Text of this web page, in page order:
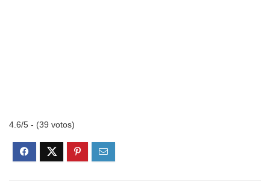
4.6/5 - (39 votos)